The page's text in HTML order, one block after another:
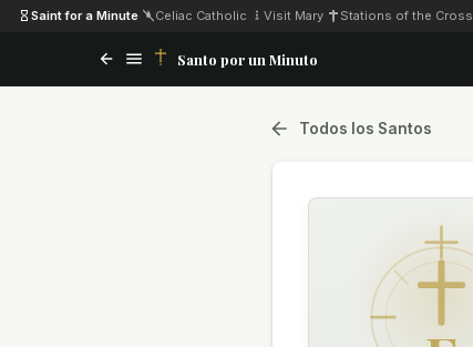
Saint for a Minute Celiac Catholic Visit Mary Stations of the Cross
Santo por un Minuto
Todos los Santos